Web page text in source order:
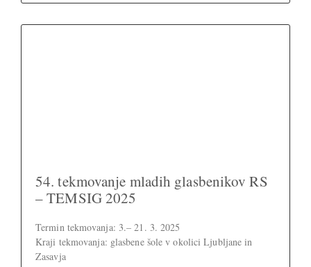
54. tekmovanje mladih glasbenikov RS
– TEMSIG 2025
Termin tekmovanja: 3.– 21. 3. 2025
Kraji tekmovanja: glasbene šole v okolici Ljubljane in
Zasavja